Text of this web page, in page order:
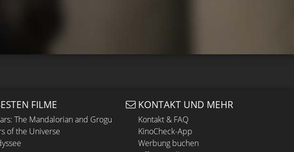
FILME
The Mandalorian and Grogu
of the Universe
KONTAKT UND MEHR
Kontakt & FAQ
KinoCheck-App
Werbung buchen